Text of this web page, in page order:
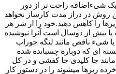
شیءاضافه راحت تر از دور
روش در دراز مدت کارساز نخواهد
را کاهش دهید.خود را از شر هر
یا بیش از دوسال است آنرا نپوشیده
شیء ناقص مانند لنگه جوراب
ای که دوباره چسبانده شده
مانند جا کلیدی جا کفشی و در کل
ریزها میشوند را در دستور کار